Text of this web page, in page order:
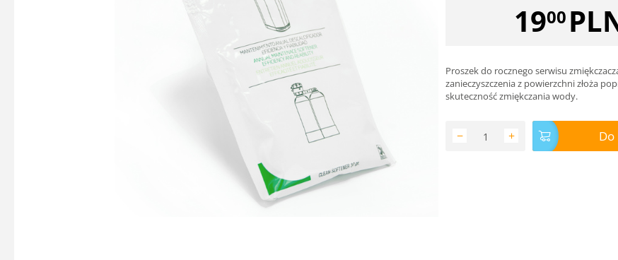
1900
Proszek do rocznego serwisu
zanieczyszczenia z powierzchni złoża
skuteczność zmiękczania wody.
+
− Do